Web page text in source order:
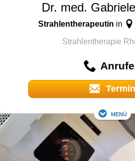
Dr. med.
Strahlentherapeutin in
Strahlentherapie
Termin
Menü